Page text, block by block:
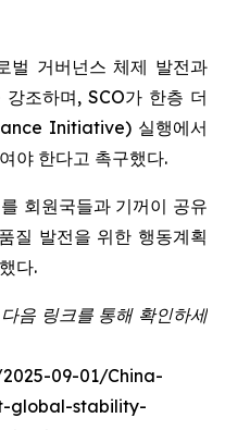
벌 거버넌스 체제 발전과
조하며, SCO가 한층 더
Initiative) 실행에서
야 한다고 촉구했다.
회원국들과 기꺼이 공유
질 발전을 위한 행동계획
다.
음 링크를 통해 확인하세
09-01/China-
global-stability-